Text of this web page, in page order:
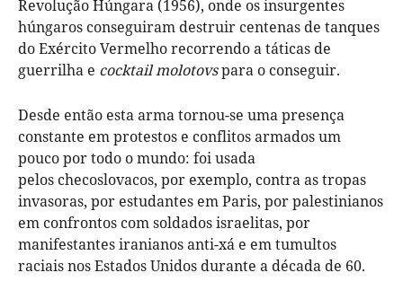
Revolução Húngara (1956), onde os insurgentes
húngaros conseguiram destruir centenas de tanques
do Exército Vermelho recorrendo a táticas de
guerrilha e cocktail molotovspara o conseguir.
Desde então esta arma tornou-se uma presença
constante em protestos e conflitos armados um
pouco por todo o mundo: foi usada
pelos checoslovacos, por exemplo, contra as tropas
invasoras, por estudantes em Paris, por palestinianos
em confrontos com soldados israelitas, por
manifestantes iranianos anti-xá e em tumultos
raciais nos Estados Unidos durante a década de 60.